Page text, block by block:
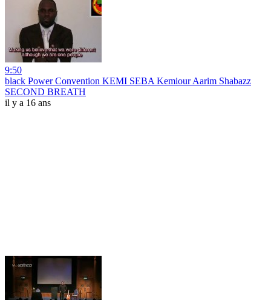
9:50
black Power Convention KEMI SEBA Kemiour Aarim Shabazz
SECOND BREATH
il y a 16 ans